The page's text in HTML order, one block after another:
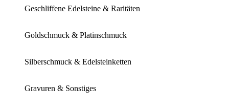
Geschliffene Edelsteine & Raritäten
Goldschmuck & Platinschmuck
Silberschmuck & Edelsteinketten
Gravuren & Sonstiges